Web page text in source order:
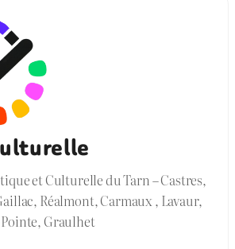
et Culturelle du Tarn – Castres,
Réalmont, Carmaux , Lavaur,
Graulhet